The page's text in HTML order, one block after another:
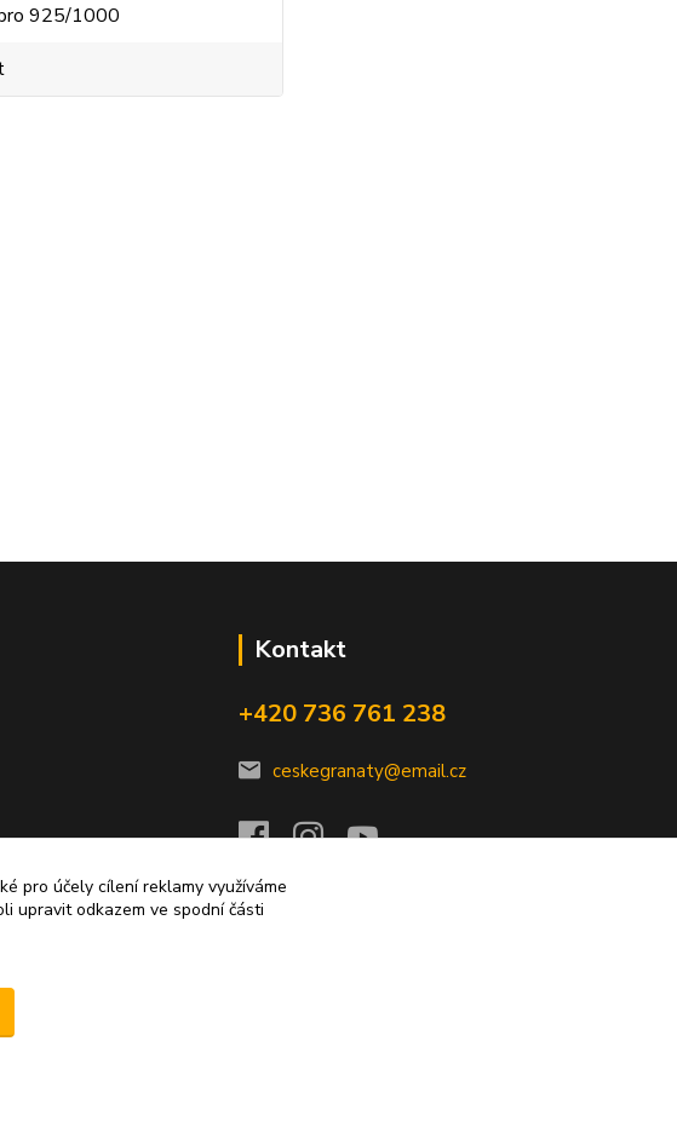
925/1000
Kontakt
+420 736 761 238
ceskegranaty@email.cz
pro účely cílení reklamy využíváme
upravit odkazem ve spodní části